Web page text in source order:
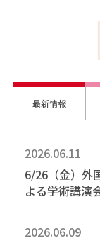
最新情報
2026.06.11
6/26（金）外
よる学術講演
2026.06.09